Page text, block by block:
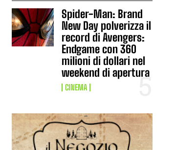
Spider-Man: Brand
New Day polverizza il
record di Avengers:
Endgame con 360
milioni di dollari nel
weekend di apertura
CINEMA